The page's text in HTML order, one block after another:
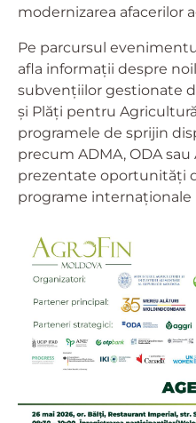
modernizarea afacerilor
Pe parcursul
afla informații despre
subvențiilor gestionate
și Plăți pentru
programele de sprijin
precum ADMA, ODA sau
prezentate oportunități
programe internaționale